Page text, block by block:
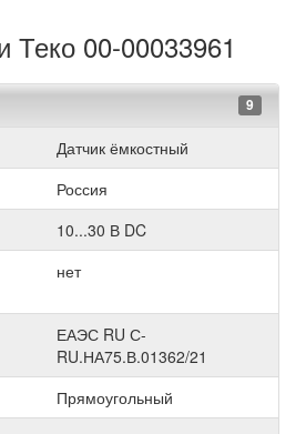
Теко 00-00033961
9
Датчик ёмкостный
Россия
10...30 В DC
нет
ЕАЭС RU С-
RU.НА75.В.01362/21
Прямоугольный